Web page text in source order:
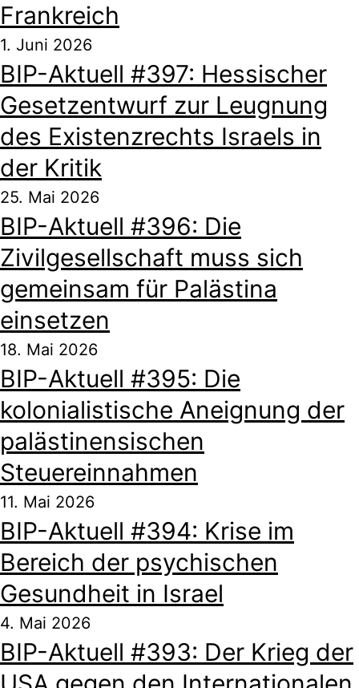
Frankreich
1. Juni 2026
BIP-Aktuell #397: Hessischer
Gesetzentwurf zur Leugnung
des Existenzrechts Israels in
der Kritik
25. Mai 2026
BIP-Aktuell #396: Die
Zivilgesellschaft muss sich
gemeinsam für Palästina
einsetzen
18. Mai 2026
BIP-Aktuell #395: Die
kolonialistische Aneignung der
palästinensischen
Steuereinnahmen
11. Mai 2026
BIP-Aktuell #394: Krise im
Bereich der psychischen
Gesundheit in Israel
4. Mai 2026
BIP-Aktuell #393: Der Krieg der